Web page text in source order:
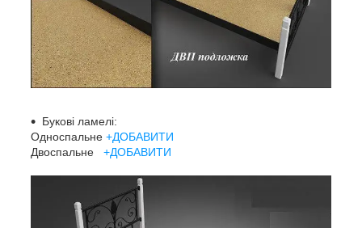
Букові ламелі:
Односпальне +ДОБАВИТИ
Двоспальне +ДОБАВИТИ